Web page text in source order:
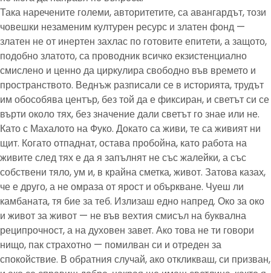
Така наречените големи, авторитетите, са авангардът, този
човешки незаменим културен ресурс и златен фонд —
златен не от инертен захлас по готовите епитети, а защото,
подобно златото, са проводник всичко екзистенциално
смислено и ценно да циркулира свободно във времето и
пространството. Веднъж разписали се в историята, трудът
им обособява център, без той да е фиксиран, и светът си се
върти около тях, без значение дали светът го знае или не.
Като с Махалото на Фуко. Докато са живи, те са живият ни
щит. Когато отпаднат, остава пробойна, като работа на
живите след тях е да я запълнят не със жалейки, а със
собствени тяло, ум и, в крайна сметка, живот. Затова казах,
че е друго, а не омраза от ярост и объркване. Чуеш ли
камбаната, тя бие за теб. Излизаш едно напред. Око за око
и живот за живот — не във вехтия смисъл на буквална
реципрочност, а на духовен завет. Ако това не ти говори
нищо, пак страхотно — помилван си и отреден за
спокойствие. В обратния случай, ако откликваш, си призван,